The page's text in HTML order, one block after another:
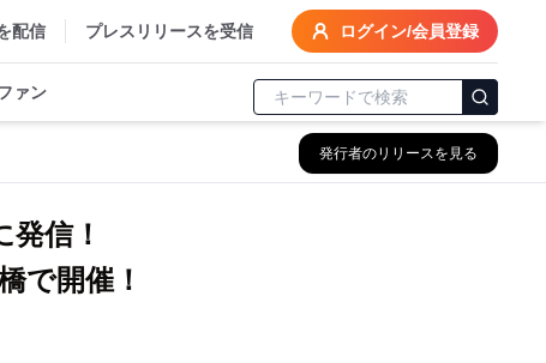
配信 プレスリリースを受信 ログイン/会員登録
ァン
発行者のリリースを見る
信！
で開催！